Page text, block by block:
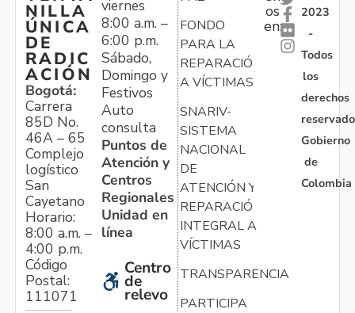
NILLA
ÚNICA
DE
RADIC
ACIÓN
Bogotá:
Carrera
85D No.
46A – 65
Complejo
logístico
San
Cayetano
Horario:
8:00 a.m. –
4:00 p.m.
Código
Postal:
111071
viernes
8:00 a.m. –
6:00 p.m.
Sábado,
Domingo y
Festivos
Auto
consulta
Puntos de
Atención y
Centros
Regionales
Unidad en
línea
Centro
de
relevo
FONDO
PARA LA
REPARACIÓN
A VÍCTIMAS
SNARIV-
SISTEMA
NACIONAL
DE
ATENCIÓN Y
REPARACIÓN
INTEGRAL A
VÍCTIMAS
TRANSPARENCIA
PARTICIPA
os
en:
2023
-
Todos
los
derechos
Gobierno
de
Colombia